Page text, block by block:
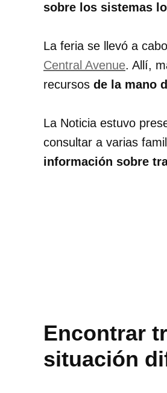
sobre los sistemas
La feria se llevó a
Central Avenue. Allí,
recursos de la mano
La Noticia estuvo
consultar a varias
información sobre
Encontrar
situación